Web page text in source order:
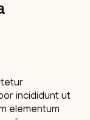
incididunt ut
elementum